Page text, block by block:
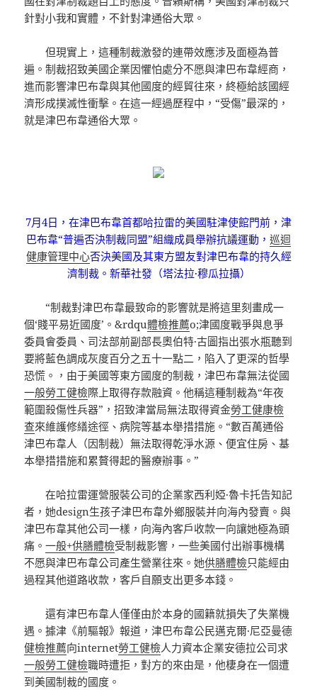
針對小我和實體，不針對津通俗大眾。
但現實上，這種制裁激發的連帶效應涉及面極為普
遍。制裁招致美國企業因懼怕處分不愿與津巴布韋經商，
進而影響津巴布韋與其他國度的經貿往來，終極給該國經
濟形成撲滅性衝擊。在這一經過歷程中，“受傷”最深的，
就是津巴布韋通俗大眾。
7月4日，在津巴布韋首都哈拉雷的美國駐津使館門前，津
巴布韋“普遍否決制裁同盟”組織成員舉辦抗議運動， 巡迴
健康管理中心否決美國及其東方盟友對津巴布韋的持久經
濟制裁。 新華社發（塔法拉·穆瓜拉攝）
“制裁對津巴布韋最致命的影響就是將這里刻畫成一
個‘賤平易近國度’。&rdqu體檢推薦o;津國度戰爭與息爭
委員會委員、司法部前副部長奧伯特·古圖指出張水瓶聽到
要將藍色調成灰度百分之五十一點二，陷入了更深的哲學
恐慌。，由于美國等東方國度的制裁，津巴布韋無法從國
一般勞工健檢際上取得存款融資。他稱這種制裁為“年夜
範圍殺傷性兵器”，招致津當局無法取得資金勞工健康檢
查來維護修繕途徑、病院等基本舉措措施。“數百萬通俗
津巴布韋人（因制裁）無法取得乾淨水源、便宜住房、基
本舉措措施和累贅得起的醫療辦事。”
在哈拉雷運營服裝公司的企業家西利婭·魯卡托告知記
者，她design生孩子津巴布韋外鄉服裝并向海內發賣。與
津巴布韋其他公司一樣，向海內客戶收款一向讓她極為頭
痛。一般+供膳體檢受制裁影響，一些美國付出辦事機構
不愿與津巴布韋公司產生營業往來。她供膳體檢只能經由
過程其他道路收款，客戶自願支出更多本錢。
還有津巴布韋人僅僅由於本身的國籍就損失了失業機
遇。據津《前驅報》報道，津巴布韋公民邁克爾·尼亞曼德
健檢推薦向internet勞工健檢人力資本企業安德拉公司求
一般勞工健檢職時遭拒，對方的來由是，他棲身在一個遭
到美國制裁的國度。